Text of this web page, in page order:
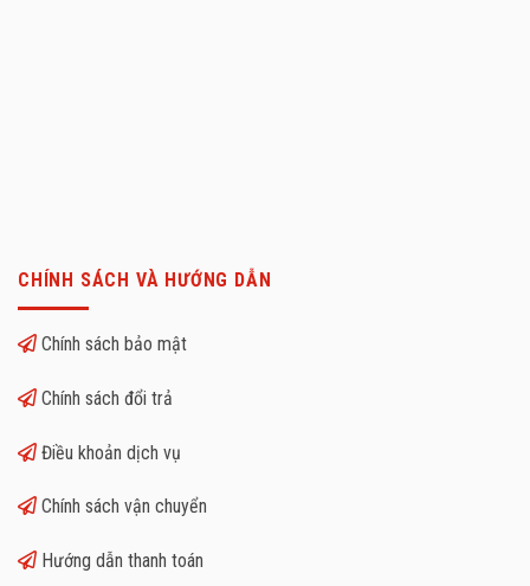
CHÍNH SÁCH VÀ HƯỚNG DẪN
Chính sách bảo mật
Chính sách đổi trả
Điều khoản dịch vụ
Chính sách vận chuyển
Hướng dẫn thanh toán